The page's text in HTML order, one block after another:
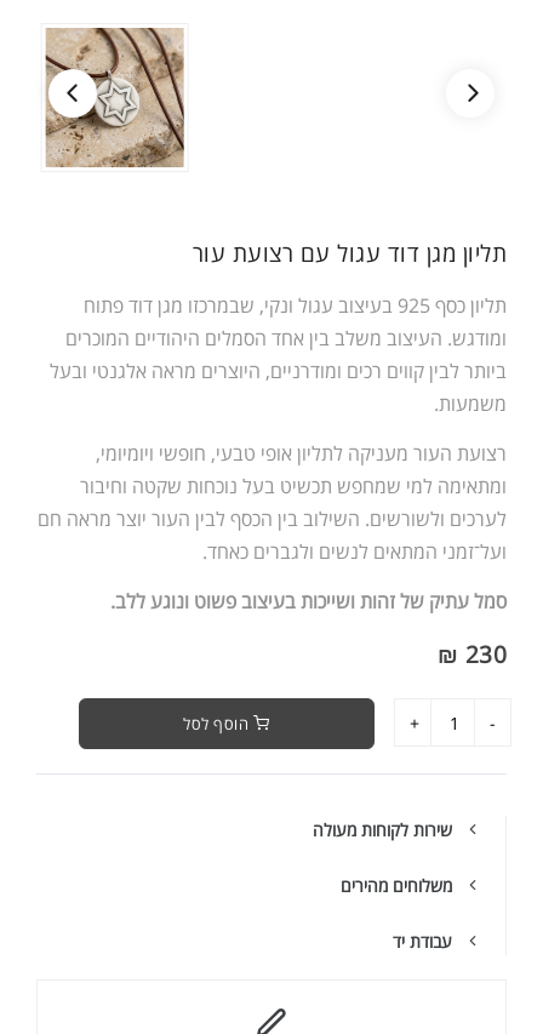
תליון מגן דוד עגול עם רצועת עור
תליון כסף 925 בעיצוב עגול ונקי, שבמרכזו מגן דוד פתוח
ומודגש. העיצוב משלב בין אחד הסמלים היהודיים המוכרים
ביותר לבין קווים רכים ומודרניים, היוצרים מראה אלגנטי ובעל
משמעות.
רצועת העור מעניקה לתליון אופי טבעי, חופשי ויומיומי,
ומתאימה למי שמחפש תכשיט בעל נוכחות שקטה וחיבור
לערכים ולשורשים. השילוב בין הכסף לבין העור יוצר מראה חם
ועל־זמני המתאים לנשים ולגברים כאחד.
סמל עתיק של זהות ושייכות בעיצוב פשוט ונוגע ללב.
230 ₪
הוסף לסל
שירות לקוחות מעולה
משלוחים מהירים
עבודת יד